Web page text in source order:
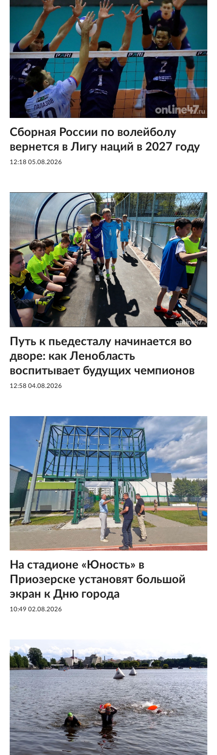
Сборная России по волейболу
вернется в Лигу наций в 2027 году
12:18 05.08.2026
Путь к пьедесталу начинается во
дворе: как Ленобласть
воспитывает будущих чемпионов
12:58 04.08.2026
На стадионе «Юность» в
Приозерске установят большой
экран к Дню города
10:49 02.08.2026